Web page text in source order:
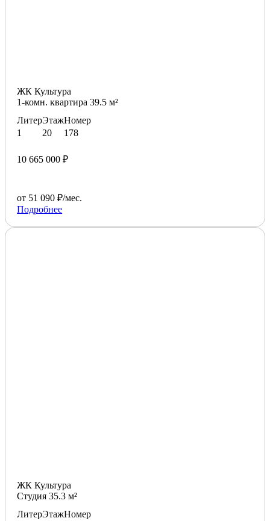
ЖК Культура
1-комн. квартира 39.5 м²
Литер
1
Этаж
20
Номер
178
10 665 000 ₽
от 51 090 ₽/мес.
Подробнее
ЖК Культура
Студия 35.3 м²
ЛитерЭтажНомер